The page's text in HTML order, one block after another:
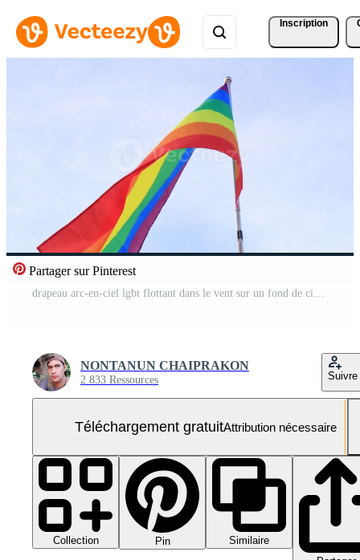
Inscription
Partager sur Pinterest
drapeau arc-en-ciel lgbt flottant dans le vent sur un fond de ciel nuageux. concept de liberté et d'amour et de diversité des sexes Vidéo Gratuite
NONTANUN CHAIPRAKON
2 833 Ressources Suivre
Téléchargement gratuitAttribution nécessaire
Collection Pin
Similaire